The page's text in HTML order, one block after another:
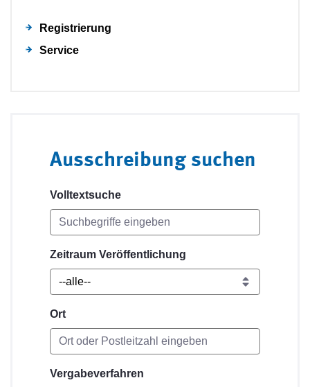
Registrierung
Service
Ausschreibung suchen
Volltextsuche
Zeitraum Veröffentlichung
Ort
Vergabeverfahren